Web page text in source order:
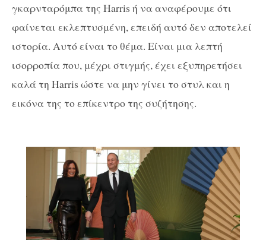
γκαρνταρόμπα της Harris ή να αναφέρουμε ότι
φαίνεται εκλεπτυσμένη, επειδή αυτό δεν αποτελεί
ιστορία. Αυτό είναι το θέμα. Είναι μια λεπτή
ισορροπία που, μέχρι στιγμής, έχει εξυπηρετήσει
καλά τη Harris ώστε να μην γίνει το στυλ και η
εικόνα της το επίκεντρο της συζήτησης.